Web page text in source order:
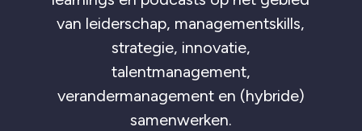
van leiderschap, managementskills,
strategie, innovatie,
talentmanagement,
verandermanagement en (hybride)
samenwerken.